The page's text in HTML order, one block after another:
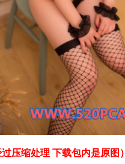
过压缩处理 下载包内是原图）